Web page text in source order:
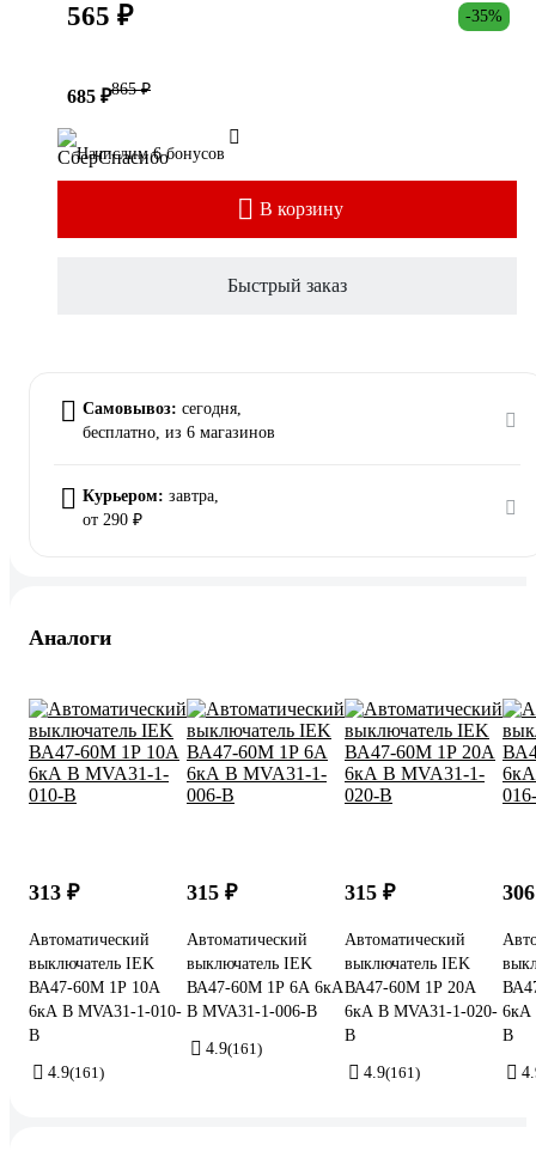
565 ₽ -35%
685 ₽865 ₽
Начислим 6 бонусов
В корзину
Быстрый заказ
Самовывоз: сегодня,
бесплатно, из 6 магазинов
Курьером: завтра,
от 290 ₽
Аналоги
313 ₽
Автоматический
выключатель IEK
ВА47-60M 1Р 10А
6кА B MVA31-1-010-
B
4.9(161)
315 ₽
Автоматический
выключатель IEK
ВА47-60M 1Р 6А 6кА
B MVA31-1-006-B
4.9(161)
315 ₽
Автоматический
выключатель IEK
ВА47-60M 1Р 20А
6кА B MVA31-1-020-
B
4.9(161)
6кА
B